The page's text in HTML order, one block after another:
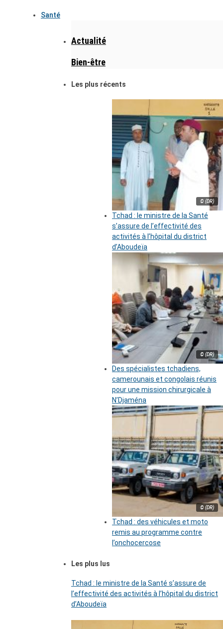
Santé
Actualité
Bien-être
Les plus récents
© (DR)
Tchad : le ministre de la Santé
s’assure de l’effectivité des
activités à l’hôpital du district
d’Aboudeïa
© (DR)
Des spécialistes tchadiens,
camerounais et congolais réunis
pour une mission chirurgicale à
N’Djaména
© (DR)
Tchad : des véhicules et moto
remis au programme contre
l’onchocercose
Les plus lus
Tchad : le ministre de la Santé s’assure de
l’effectivité des activités à l’hôpital du district
d’Aboudeïa